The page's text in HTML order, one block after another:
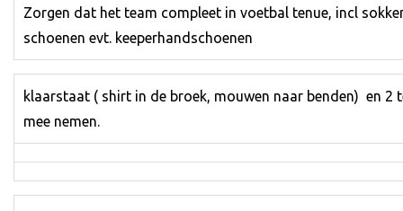
Zorgen dat het team compleet in voetbal tenue, incl
schoenen evt. keeperhandschoenen
klaarstaat ( shirt in de broek, mouwen naar benden) en 2
mee nemen.